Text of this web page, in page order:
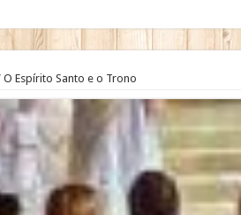
O Espírito Santo e o Trono